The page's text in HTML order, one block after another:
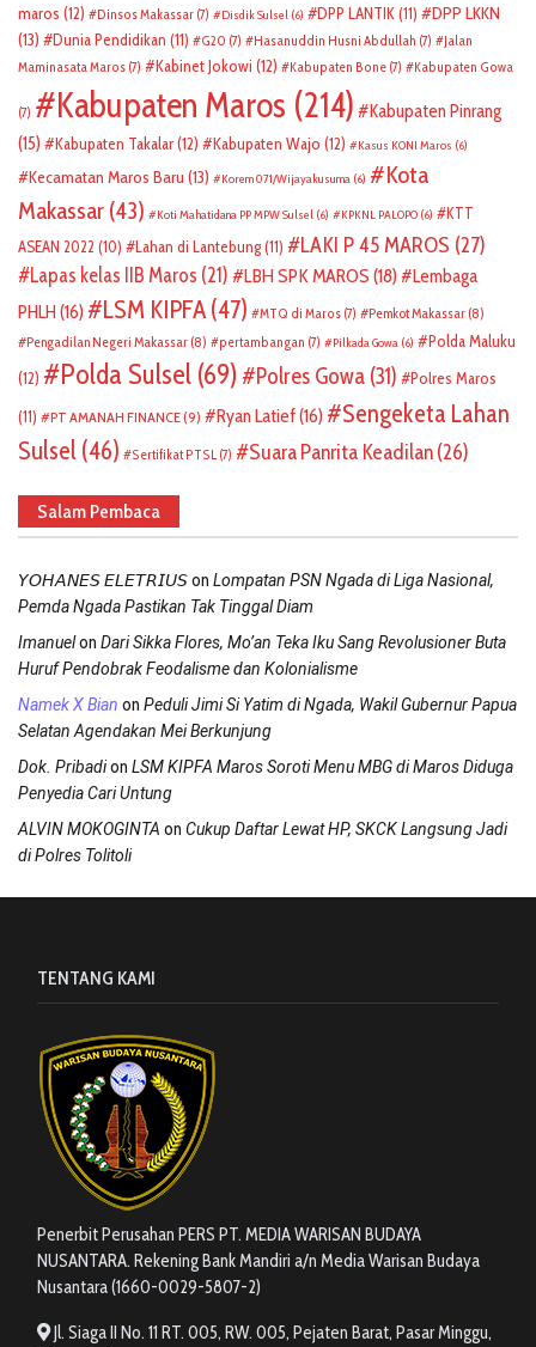
maros (12) Dinsos Makassar (7) Disdik Sulsel (6) DPP LANTIK(11)
DPP LKKN
(13)
Dunia Pendidikan (11) G20 (7) Hasanuddin Husni Abdullah (7)
Jalan
Maminasata Maros (7) Kabinet Jokowi (12) Kabupaten Bone (7) Kabupaten Gowa
(7) Kabupaten Maros (214)
Kabupaten Pinrang
(15)
Kabupaten Takalar(12) Kabupaten Wajo (12) Kasus KONI Maros (6)
Kecamatan Maros Baru (13) Korem 071/Wijayakusuma (6)
Kota
Makassar (43) Koti Mahatidana PP MPW Sulsel (6) KPKNL PALOPO (6)
KTT
ASEAN 2022 (10) Lahan di Lantebung(11) LAKI P 45 MAROS (27)
Lapas kelas IIB Maros (21) LBH SPK MAROS (18)
Lembaga
PHLH (16) LSM KIPFA (47) MTQ di Maros (7) Pemkot Makassar (8)
Pengadilan Negeri Makassar (8) pertambangan (7) Pilkada Gowa (6)
Polda Maluku
(12)
Polda Sulsel (69) Polres Gowa (31)
Polres Maros
(11)
PT AMANAH FINANCE(9) Ryan Latief(16)
Sengeketa Lahan
Sulsel (46) Sertifikat PTSL (7) Suara Panrita Keadilan(26)
Salam Pembaca
𝘠𝘖𝘏𝘈𝘕𝘌𝘚 𝘌𝘓𝘌𝘛𝘙𝘐𝘜𝘚on Lompatan PSN Ngada di Liga Nasional,
Pemda Ngada Pastikan Tak Tinggal Diam
Imanuelon Dari Sikka Flores, Mo’an Teka Iku Sang Revolusioner Buta
Huruf Pendobrak Feodalisme dan Kolonialisme
Namek X Bian on Peduli Jimi Si Yatim di Ngada, Wakil Gubernur Papua
Selatan Agendakan Mei Berkunjung
Dok. Pribadion LSM KIPFA Maros Soroti Menu MBG di Maros Diduga
Penyedia Cari Untung
ALVIN MOKOGINTA on Cukup Daftar Lewat HP, SKCK Langsung Jadi
di Polres Tolitoli
TENTANG KAMI
Penerbit Perusahan PERS PT. MEDIA WARISAN BUDAYA
NUSANTARA. Rekening Bank Mandiri a/n Media Warisan Budaya
Nusantara (1660-0029-5807-2)
Jl. Siaga II No. 11 RT. 005, RW. 005, Pejaten Barat, Pasar Minggu,